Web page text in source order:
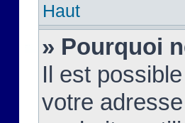
Haut
» Pourquoi
Il est
votre